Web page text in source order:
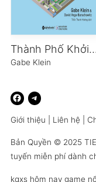
Thành Phố Khởi Nghiệp
Gabe Klein
Giới thiệu Liên hệ
Bản Quyền © 2025
tuyến miễn phí dành
kqxs hôm nay game